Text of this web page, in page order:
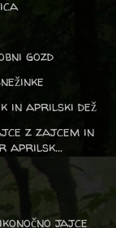
gozd
in aprilski dež
z zajcem in
aprilsk...
jajce